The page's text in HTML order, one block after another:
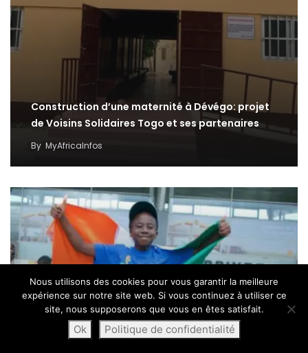
Construction d’une maternité à Dévégo: projet
de Voisins Solidaires Togo et ses partenaires
By MyAfricaInfos
Nous utilisons des cookies pour vous garantir la meilleure
expérience sur notre site web. Si vous continuez à utiliser ce
site, nous supposerons que vous en êtes satisfait.
Ok Politique de confidentialité